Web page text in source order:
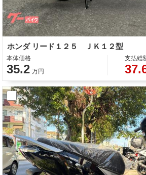
ホンダ リード１２５ ＪＫ１２型
本体価格
35.2 万円
支払総